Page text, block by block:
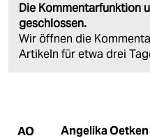
Die Kommentarfunktion
geschlossen.
Wir öffnen die
Artikeln für etwa drei
AO Angelika Oetken